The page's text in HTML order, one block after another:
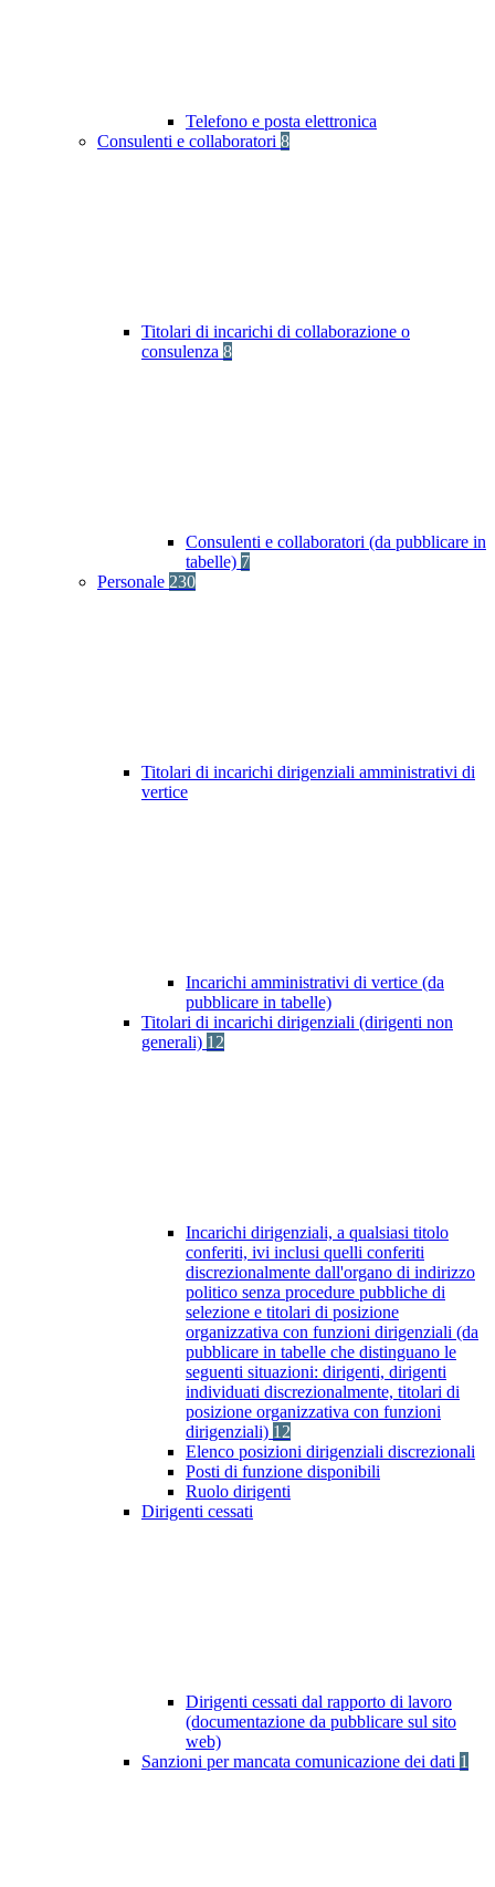
Telefono e posta elettronica
Consulenti e collaboratori 8
Titolari di incarichi di collaborazione o
consulenza 8
Consulenti e collaboratori (da pubblicare in
tabelle) 7
Personale 230
Titolari di incarichi dirigenziali amministrativi di
vertice
Incarichi amministrativi di vertice (da
pubblicare in tabelle)
Titolari di incarichi dirigenziali (dirigenti non
generali) 12
Incarichi dirigenziali, a qualsiasi titolo
conferiti, ivi inclusi quelli conferiti
discrezionalmente dall'organo di indirizzo
politico senza procedure pubbliche di
selezione e titolari di posizione
organizzativa con funzioni dirigenziali (da
pubblicare in tabelle che distinguano le
seguenti situazioni: dirigenti, dirigenti
individuati discrezionalmente, titolari di
posizione organizzativa con funzioni
dirigenziali) 12
Elenco posizioni dirigenziali discrezionali
Posti di funzione disponibili
Ruolo dirigenti
Dirigenti cessati
Dirigenti cessati dal rapporto di lavoro
(documentazione da pubblicare sul sito
web)
Sanzioni per mancata comunicazione dei dati 1